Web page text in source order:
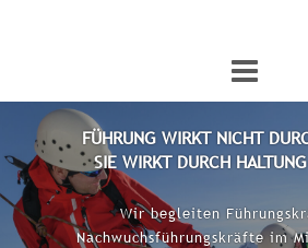
FÜHRUNG WIRKT NICHT
SIE WIRKT DURCH
Wir begleiten
Nachwuchsführungskräfte im